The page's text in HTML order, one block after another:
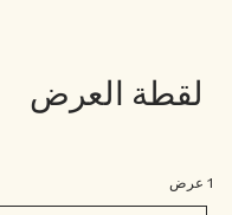
لقطة العرض